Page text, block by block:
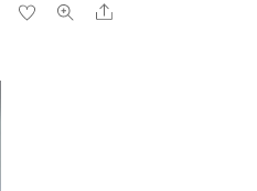
Share